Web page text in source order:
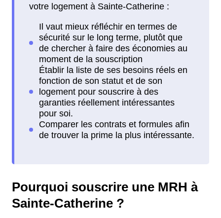
votre logement à Sainte-Catherine :
Pourquoi souscrire une MRH à
Sainte-Catherine ?